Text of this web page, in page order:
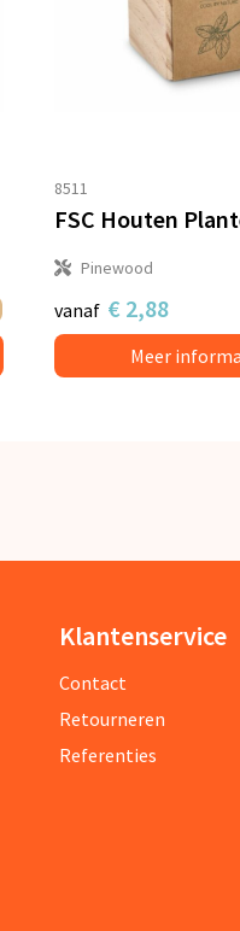
8511
Pinewood
vanaf € 2,88
Meer
Klantenservice
Contact
Retourneren
Referenties